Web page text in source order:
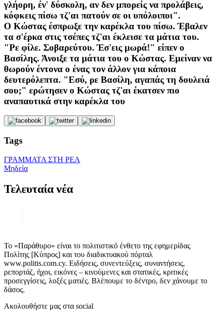
γλήορη, έν' δύσκολη, αν δεν μπορείς να προλάβεις,
κόφκεις πίσω τζ'αι πατούν σε οι υπόλοιποι".
Ο Κώστας έσπρωξε την καρέκλα του πίσω. Έβαλεν
τα σ'έρκα στις τσέπες τζ'αι έκλεισε τα μάτια του.
"Ρε φίλε. Σοβαρεύτου. Έσ'εις μωρά!" είπεν ο
Βασίλης. Άνοιξε τα μάτια του ο Κώστας. Εμείναν να
θωρούν έντονα ο ένας τον άλλον για κάποια
δευτερόλεπτα. "Εσύ, ρε Βασίλη, αγαπάς τη δουλειά
σου;" ερώτησεν ο Κώστας τζ'αι έκατσεν πιο
αναπαυτικά στην καρέκλα του
Tags
ΓΡΑΜΜΑΤΑ ΣΤΗ ΡΕΑ
Μηδεία
Τελευταία νέα
Το «Παράθυρο» είναι το πολιτιστικό ένθετο της εφημερίδας
Πολίτης [Κύπρος] και του διαδικτυακού πόρταλ
www.politis.com.cy. Ειδήσεις, συνεντεύξεις, συναντήσεις,
ρεπορτάζ, ήχοι, εικόνες – κινούμενες και στατικές, κριτικές
προσεγγίσεις, λοξές ματιές. Βλέπουμε το δέντρο, δεν χάνουμε το
δάσος.
Ακολουθήστε μας στα social